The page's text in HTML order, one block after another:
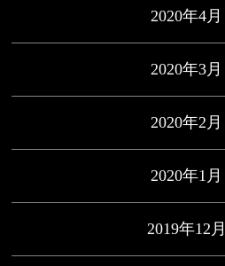
2020年4月
2020年3月
2020年2月
2020年1月
2019年12月